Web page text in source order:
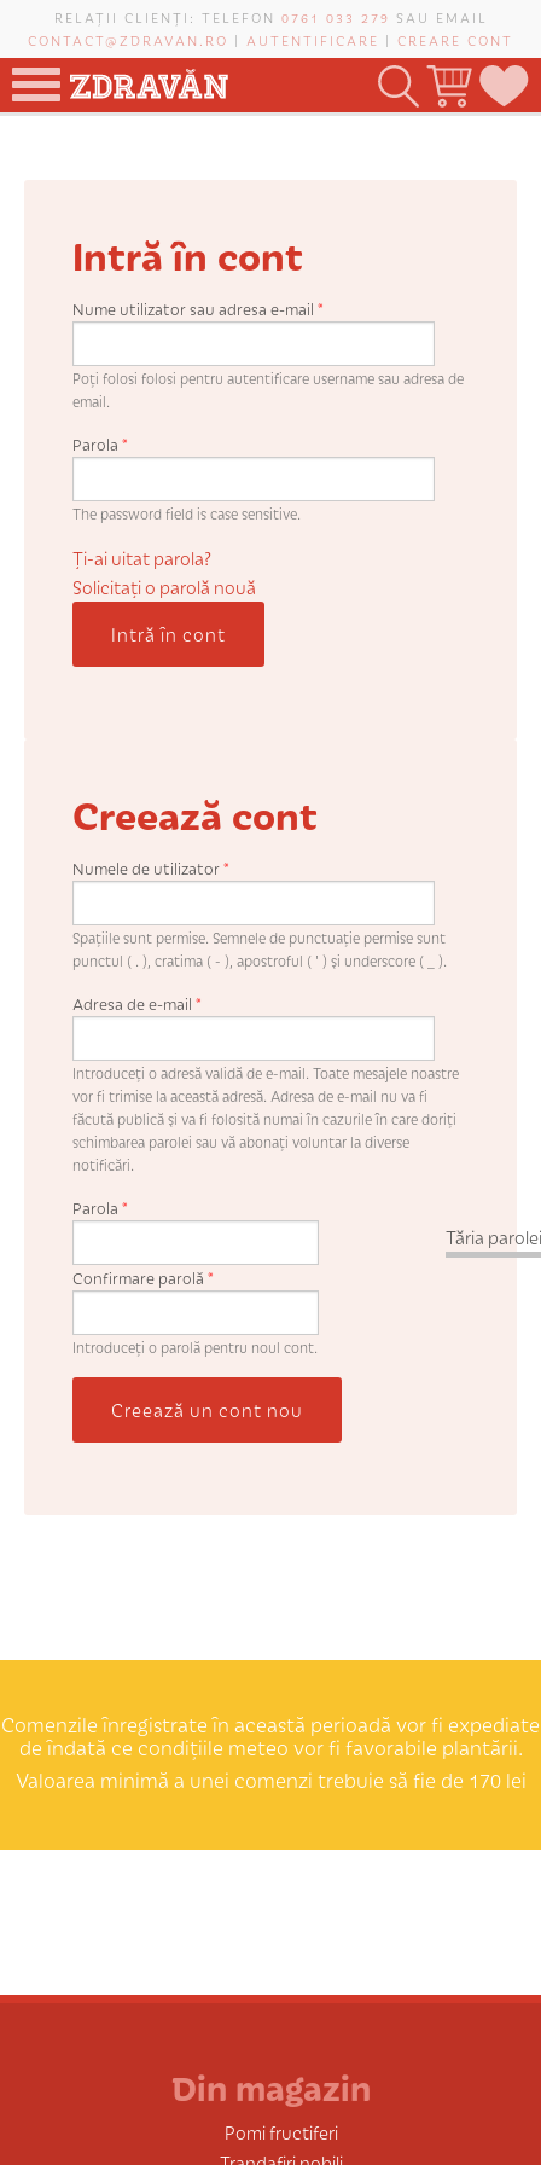
Mergi la conţinutul principal
RELAȚII CLIENȚI: TELEFON 0761 033 279 SAU EMAIL
CONTACT@ZDRAVAN.RO | AUTENTIFICARE | CREARE CONT
VIȚĂ-DE-VIE
Intră în cont
Nume utilizator sau adresa e-mail *
Poți folosi folosi pentru autentificare username sau adresa de
email.
Parola *
The password field is case sensitive.
Ți-ai uitat parola?
Solicitaţi o parolă nouă
Intră în cont
Creează cont
Numele de utilizator*
Spaţiile sunt permise. Semnele de punctuaţie permise sunt
punctul ( . ), cratima ( - ), apostroful ( ' ) şi underscore ( _ ).
Adresa de e-mail *
Introduceţi o adresă validă de e-mail. Toate mesajele noastre
vor fi trimise la această adresă. Adresa de e-mail nu va fi
făcută publică şi va fi folosită numai în cazurile în care doriţi
schimbarea parolei sau vă abonaţi voluntar la diverse
notificări.
Tăria
Parola *
Confirmare parolă *
Introduceţi o parolă pentru noul cont.
Creează un cont nou
Comenzile înregistrate în această perioadă vor fi expediate
de îndată ce condițiile meteo vor fi favorabile plantării.
Valoarea minimă a unei comenzi trebuie să fie de 170 lei
Din magazin
Pomi fructiferi